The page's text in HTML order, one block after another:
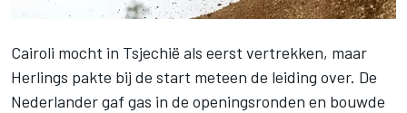
Cairoli mocht in Tsjechië als eerst vertrekken, maar
Herlings pakte bij de start meteen de leiding over. De
Nederlander gaf gas in de openingsronden en bouwde